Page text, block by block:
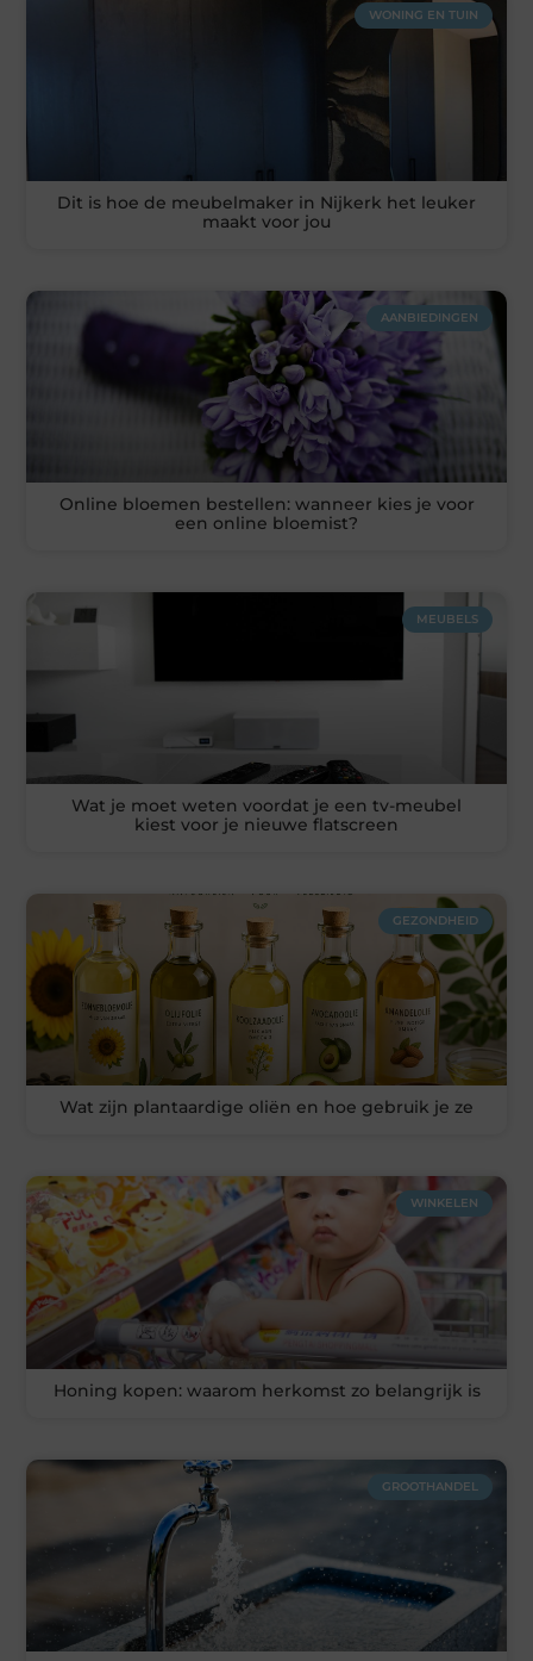
WONING EN TUIN
Dit is hoe de meubelmaker in Nijkerk het leuker
maakt voor jou
AANBIEDINGEN
Online bloemen bestellen: wanneer kies je voor
een online bloemist?
MEUBELS
Wat je moet weten voordat je een tv-meubel
kiest voor je nieuwe flatscreen
GEZONDHEID
Wat zijn plantaardige oliën en hoe gebruik je ze
WINKELEN
Honing kopen: waarom herkomst zo belangrijk is
GROOTHANDEL